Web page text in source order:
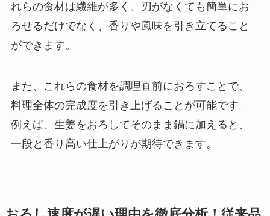
れらの食材は繊維が多く、刃がなくても簡単にお
ろせるだけでなく、香りや風味を引き立てること
ができます。
また、これらの食材を調理直前におろすことで、
料理全体の完成度を引き上げることが可能です。
例えば、生姜をおろしてそのまま鍋に加えると、
一段と香り高い仕上がりが期待できます。